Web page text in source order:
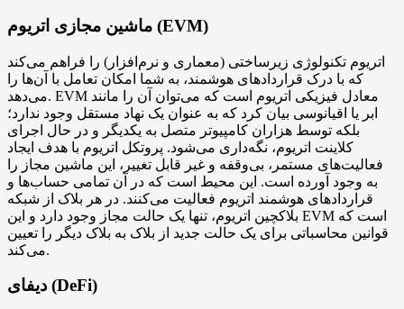
ماشین مجازی اتریوم (EVM)
اتریوم تکنولوژی زیرساختی (معماری و نرم‌افزار) را فراهم می‌کند
که با درک قراردادهای هوشمند، به شما امکان تعامل با آن‌ها را
می‌دهد. EVM معادل فیزیکی اتریوم است که می‌توان آن را مانند
ابر یا اقیانوسی بیان کرد که به عنوان یک نهاد مستقل وجود ندارد؛
بلکه توسط هزاران کامپیوتر متصل به یکدیگر و در حال اجرای
کلاینت اتریوم، نگه‌داری می‌شود. پروتکل اتریوم با هدف ایجاد
فعالیت‌های مستمر، بی‌وقفه و غیر قابل تغییر، این ماشین مجاز را
به وجود آورده است. این محیط است که در آن تمامی حساب‌ها و
قراردادهای هوشمند اتریوم فعالیت می‌کنند. در هر بلاک از شبکه
بلاکچین اتریوم، تنها یک حالت مجاز وجود دارد و این EVM است که
قوانین محاسباتی برای یک حالت جدید از بلاک به بلاک دیگر را تعیین
می‌کند.
دیفای (DeFi)